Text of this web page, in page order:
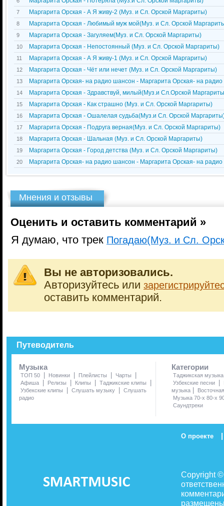
7 Маргарита Орская - А Я живу-2 (Муз. и Сл. Орской Маргариты)
8 Маргарита Орская - Любимый муж мой(Муз. и Сл. Орской
9 Маргарита Орская - Загуляем(Муз. и Сл. Орской Маргариты)
10 Маргарита Орская - Непостоянный (Муз. и Сл. Орской Маргариты)
11 Маргарита Орская - А Я живу-1 (Муз. и Сл. Орской Маргариты)
12 Маргарита Орская - Чёт или нечет (Муз. и Сл. Орской Маргариты)
13 Маргарита Орская- на радио шансон - Маргарита Орская- на
14 Маргарита Орская - Здравствуй, милый(Муз.и Сл.Орской
15 Маргарита Орская - Как страшно (Муз. и Сл. Орской Маргариты)
16 Маргарита Орская - Ошалелая судьба(Муз.и Сл. Орской
17 Маргарита Орская - Подруга верная(Муз. и Сл. Орской Маргариты)
18 Маргарита Орская - Шальная (Муз. и Сл. Орской Маргариты)
19 Маргарита Орская - Город детства (Муз. и Сл. Орской Маргариты)
20 Маргарита Орская- на радио шансон - Маргарита Орская- на
Мнения и отзывы
Оценить и оставить комментарий »
Я думаю, что трек Погадаю(Муз. и Сл.
Вы не авторизовались.
Авторизуйтесь или
оставить комментарий.
Путеводитель
Музыка
ТОП 50 Новинки Плейлисты Чарты
Афиша Релизы Клипы Таджикские клипы
Узбекские клипы Слушать музыку
Слушать
радио
Категории
Таджикская музыка
Узбекские песни
музыка
Музыка 70-х 80-х
Саундтреки
О проекте |
Copyright
размещены